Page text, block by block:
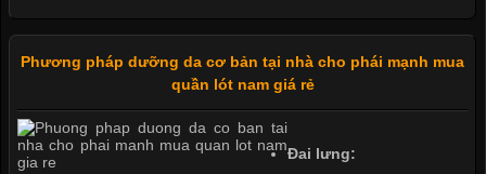
Phương pháp dưỡng da cơ bản tại nhà cho phái mạnh mua
quần lót nam giá rẻ
Đai lưng: